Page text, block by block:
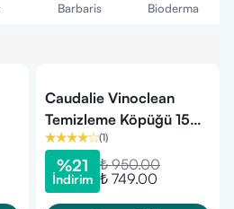
Barbaris Bioderma
Caudalie Vinoclean
Temizleme Köpüğü 150
ml
(1)
%21
İndirim
₺ 950.00
₺ 749.00